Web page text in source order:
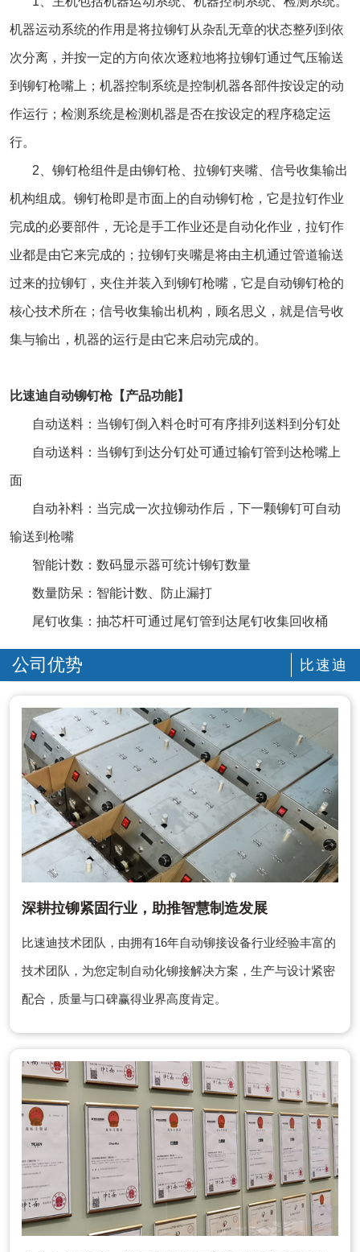
机器运动系统的作用是将拉铆钉从杂乱无章的状态整列到依
次分离，并按一定的方向依次逐粒地将拉铆钉通过气压输送
到铆钉枪嘴上；机器控制系统是控制机器各部件按设定的动
作运行；检测系统是检测机器是否在按设定的程序稳定运
行。
2、铆钉枪组件是由铆钉枪、拉铆钉夹嘴、信号收集输出
机构组成。铆钉枪即是市面上的自动铆钉枪，它是拉钉作业
完成的必要部件，无论是手工作业还是自动化作业，拉钉作
业都是由它来完成的；拉铆钉夹嘴是将由主机通过管道输送
过来的拉铆钉，夹住并装入到铆钉枪嘴，它是自动铆钉枪的
核心技术所在；信号收集输出机构，顾名思义，就是信号收
集与输出，机器的运行是由它来启动完成的。
比速迪自动铆钉枪【产品功能】
自动送料：当铆钉倒入料仓时可有序排列送料到分钉处
自动送料：当铆钉到达分钉处可通过输钉管到达枪嘴上
面
自动补料：当完成一次拉铆动作后，下一颗铆钉可自动
输送到枪嘴
智能计数：数码显示器可统计铆钉数量
数量防呆：智能计数、防止漏打
尾钉收集：抽芯杆可通过尾钉管到达尾钉收集回收桶
公司优势 比速迪
深耕拉铆紧固行业，助推智慧制造发展
比速迪技术团队，由拥有16年自动铆接设备行业经验丰富的
技术团队，为您定制自动化铆接解决方案，生产与设计紧密
配合，质量与口碑赢得业界高度肯定。